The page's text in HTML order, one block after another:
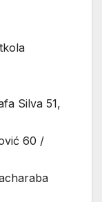
Silva 51,
60 /